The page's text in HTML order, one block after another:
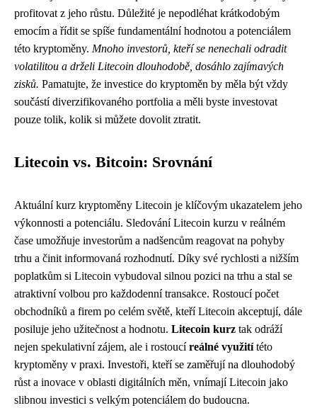
profitovat z jeho růstu. Důležité je nepodléhat krátkodobým
emocím a řídit se spíše fundamentální hodnotou a potenciálem
této kryptoměny. Mnoho investorů, kteří se nenechali odradit
volatilitou a drželi Litecoin dlouhodobě, dosáhlo zajímavých
zisků. Pamatujte, že investice do kryptoměn by měla být vždy
součástí diverzifikovaného portfolia a měli byste investovat
pouze tolik, kolik si můžete dovolit ztratit.
Litecoin vs. Bitcoin: Srovnání
Aktuální kurz kryptoměny Litecoin je klíčovým ukazatelem jeho
výkonnosti a potenciálu. Sledování Litecoin kurzu v reálném
čase umožňuje investorům a nadšencům reagovat na pohyby
trhu a činit informovaná rozhodnutí. Díky své rychlosti a nižším
poplatkům si Litecoin vybudoval silnou pozici na trhu a stal se
atraktivní volbou pro každodenní transakce. Rostoucí počet
obchodníků a firem po celém světě, kteří Litecoin akceptují, dále
posiluje jeho užitečnost a hodnotu. Litecoin kurz tak odráží
nejen spekulativní zájem, ale i rostoucíreálné využitítéto
kryptoměny v praxi. Investoři, kteří se zaměřují na dlouhodobý
růst a inovace v oblasti digitálních měn, vnímají Litecoin jako
slibnou investici s velkým potenciálem do budoucna.